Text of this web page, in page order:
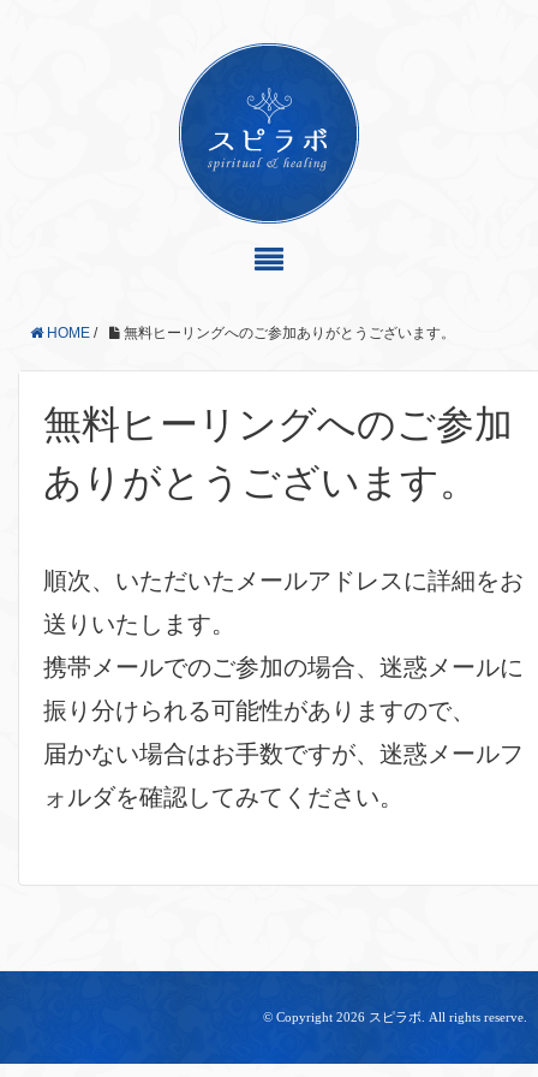
HOME / 無料ヒーリングへのご参加ありがとうございます。
無料ヒーリングへのご参加
ありがとうございます。
順次、いただいたメールアドレスに詳細をお
送りいたします。
携帯メールでのご参加の場合、迷惑メールに
振り分けられる可能性がありますので、
届かない場合はお手数ですが、迷惑メールフ
ォルダを確認してみてください。
© Copyright 2026 スピラボ. All rights reserve.